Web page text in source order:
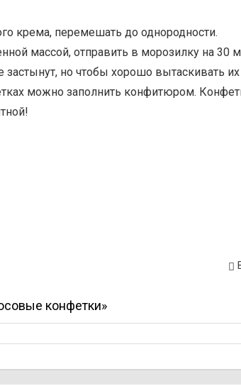
крема, перемешать до однородности.
массой, отправить в морозилку на 30
но чтобы хорошо вытаскивать
можно заполнить конфитюром.
конфетки»